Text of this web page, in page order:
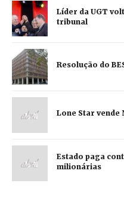
Líder da UGT
tribunal
Resolução do
Lone Star vende
Estado paga
milionárias